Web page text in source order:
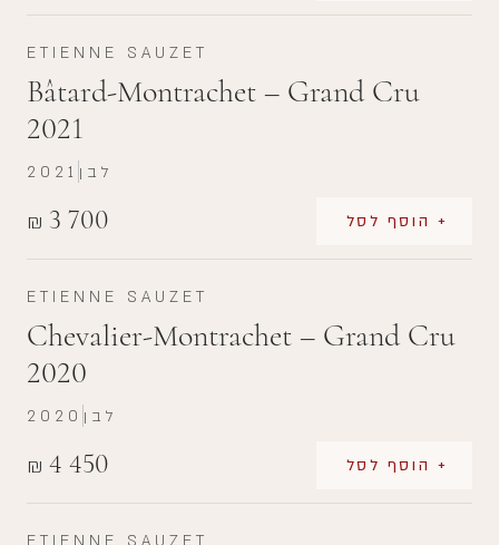
ETIENNE SAUZET
Bâtard-Montrachet – Grand Cru
2021
₪ 3 700 + הוסף לסל
2021 לבן
ETIENNE SAUZET
Chevalier-Montrachet – Grand Cru
2020
₪ 4 450 + הוסף לסל
2020 לבן